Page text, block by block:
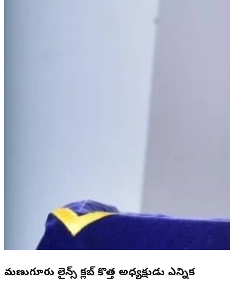
మణుగూరు లైన్స్ క్లబ్ కొత్త అధ్యక్షుడు ఎన్నిక